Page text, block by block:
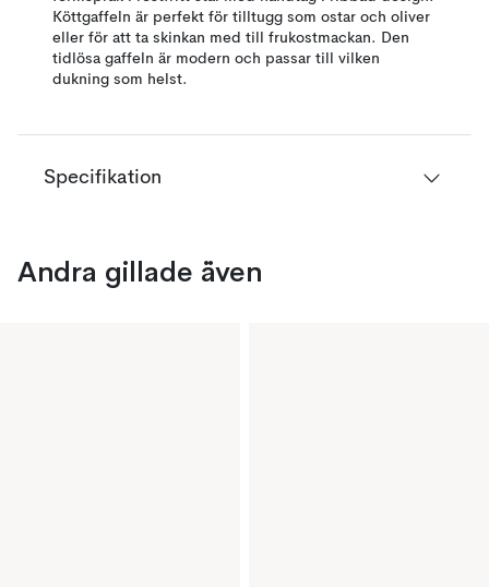
Köttgaffeln är perfekt för tilltugg som ostar och oliver
eller för att ta skinkan med till frukostmackan. Den
tidlösa gaffeln är modern och passar till vilken
dukning som helst.
Specifikation
Andra gillade även